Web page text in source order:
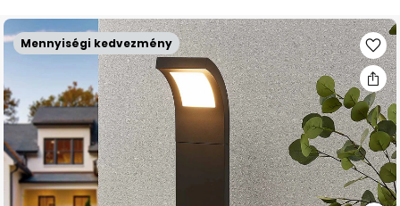
Mennyiségi kedvezmény
Ugrás
végére